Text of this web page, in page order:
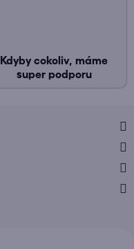
Kdyby cokoliv, máme
super podporu